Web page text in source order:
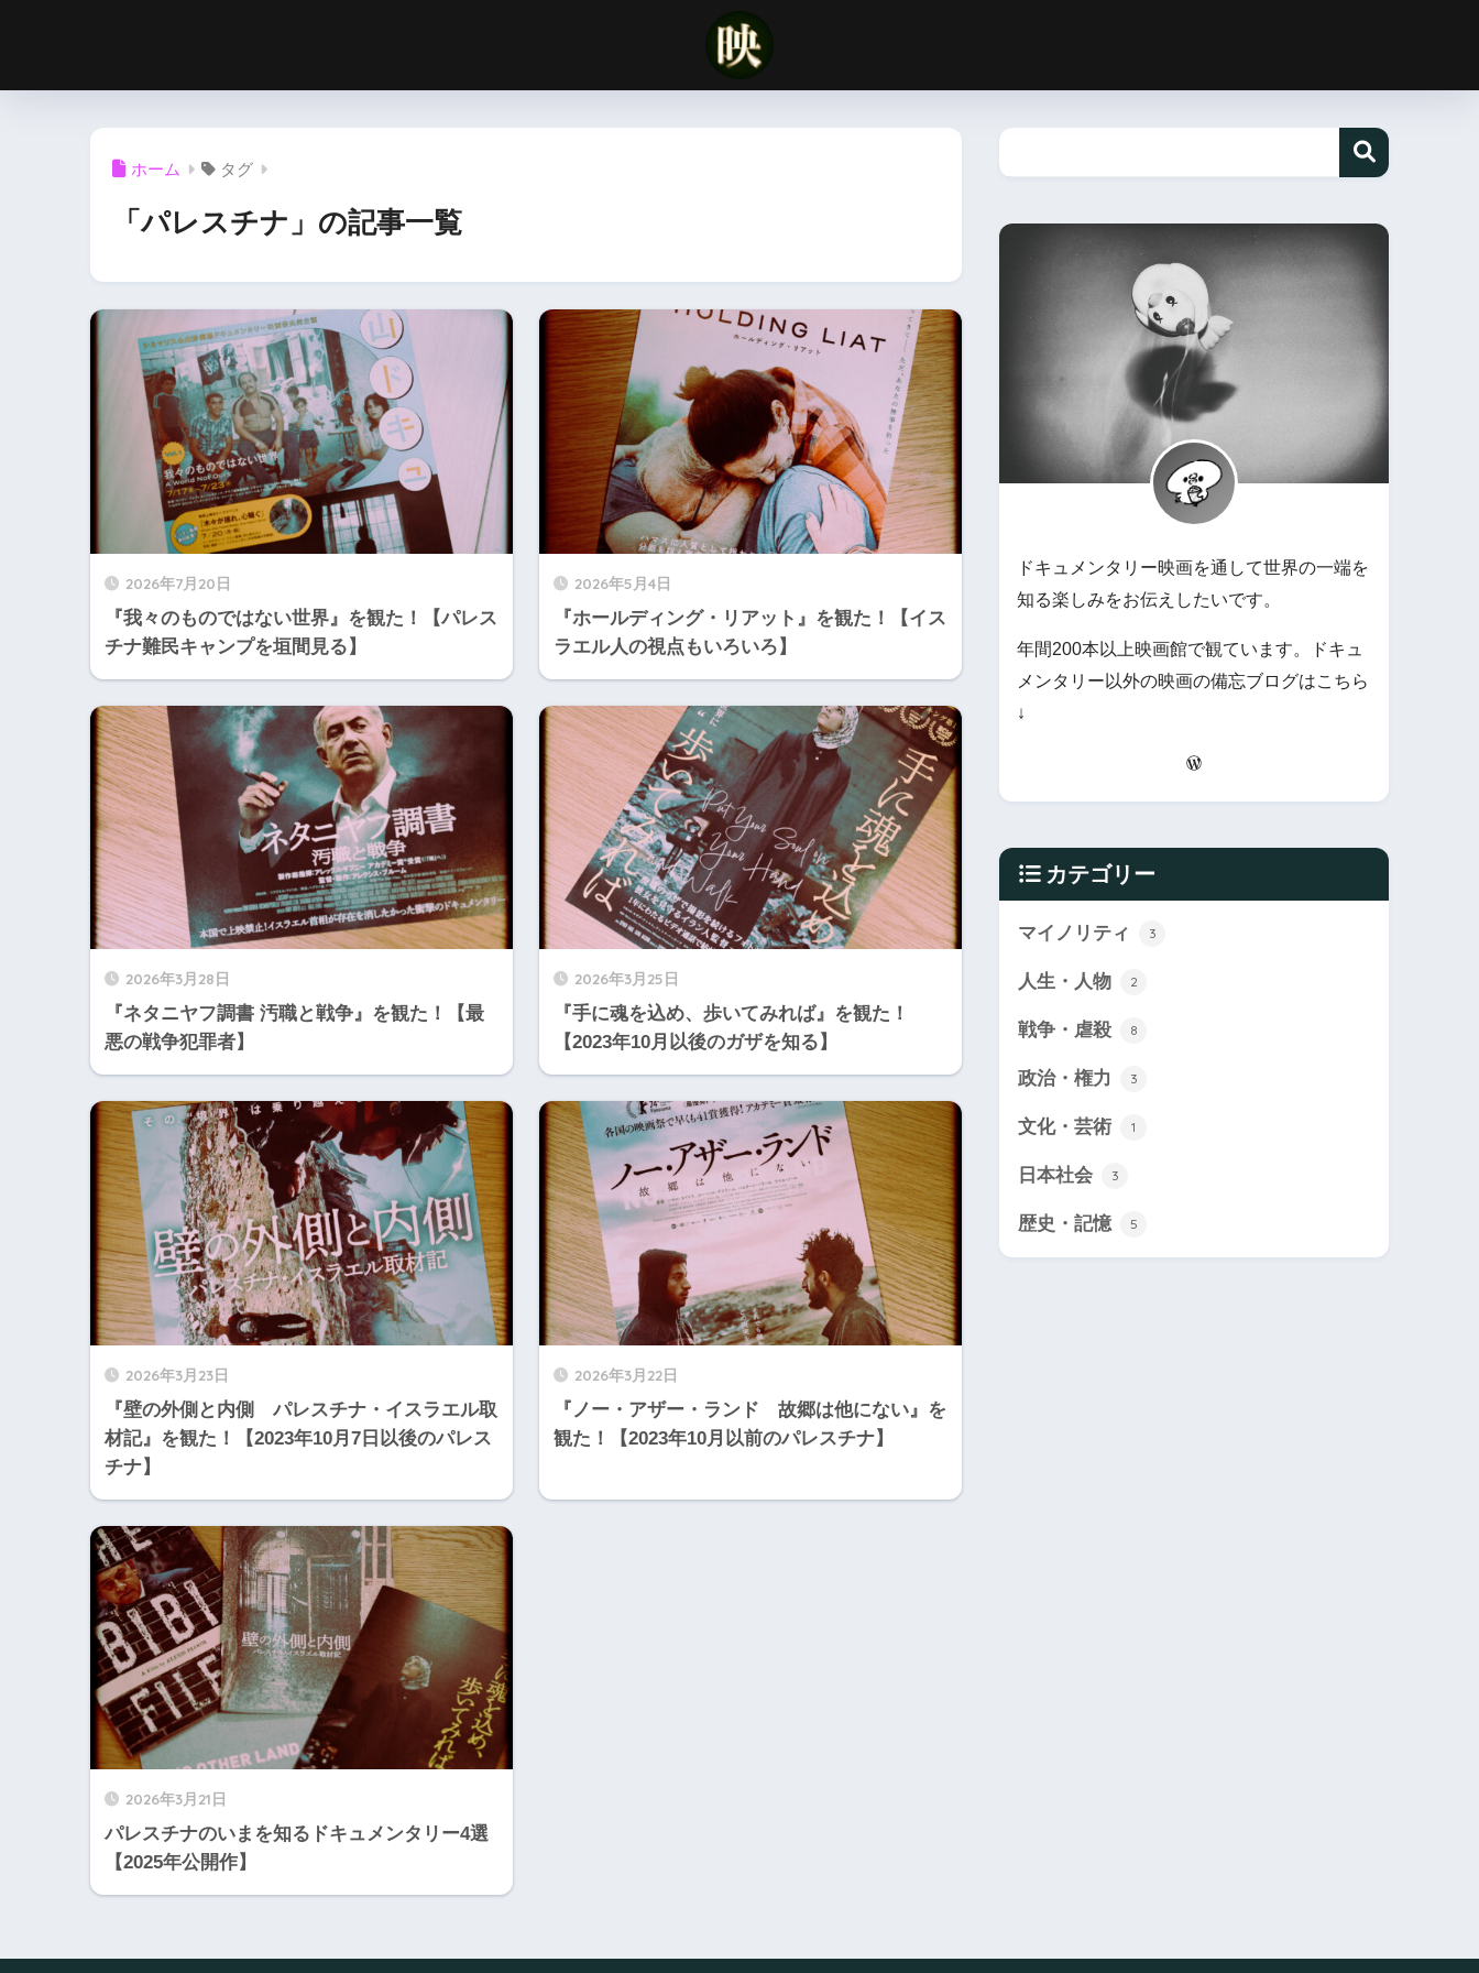
ホーム タグ
「パレスチナ」の記事一覧
2026年7月20日
『我々のものではない世界』を観た！【パレス
チナ難民キャンプを垣間見る】
2026年5月4日
『ホールディング・リアット』を観た！【イス
ラエル人の視点もいろいろ】
2026年3月28日
『ネタニヤフ調書 汚職と戦争』を観た！【最
悪の戦争犯罪者】
2026年3月25日
『手に魂を込め、歩いてみれば』を観た！
【2023年10月以後のガザを知る】
2026年3月23日
『壁の外側と内側 パレスチナ・イスラエル取
材記』を観た！【2023年10月7日以後のパレス
チナ】
2026年3月22日
『ノー・アザー・ランド 故郷は他にない』を
観た！【2023年10月以前のパレスチナ】
2026年3月21日
パレスチナのいまを知るドキュメンタリー4選
【2025年公開作】
ドキュメンタリー映画を通して世界の一端を
知る楽しみをお伝えしたいです。
年間200本以上映画館で観ています。ドキュ
メンタリー以外の映画の備忘ブログはこちら
↓
カテゴリー
マイノリティ 3
人生・人物 2
戦争・虐殺 8
政治・権力 3
文化・芸術 1
日本社会 3
歴史・記憶 5